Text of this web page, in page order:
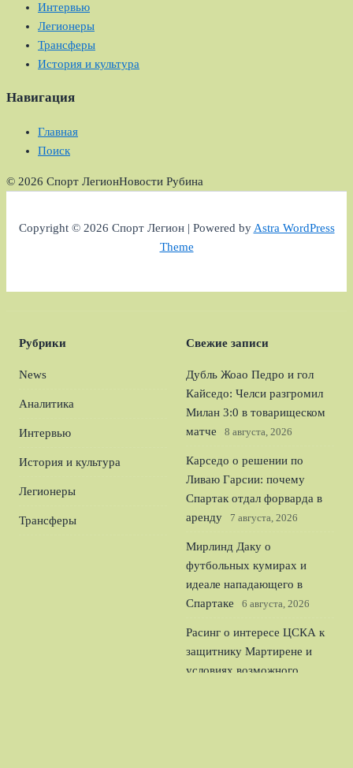
Интервью
Легионеры
Трансферы
История и культура
Навигация
Главная
Поиск
© 2026 Спорт ЛегионНовости Рубина
Copyright © 2026 Спорт Легион | Powered byAstra WordPress
Theme
Рубрики
News
Аналитика
Интервью
История и культура
Легионеры
Трансферы
Свежие записи
Дубль Жоао Педро и гол
Кайседо: Челси разгромил
Милан 3:0 в товарищеском
матче
8 августа, 2026
Карседо о решении по
Ливаю Гарсии: почему
Спартак отдал форварда в
аренду
7 августа, 2026
Мирлинд Даку о
футбольных кумирах и
идеале нападающего в
Спартаке
6 августа, 2026
Расинг о интересе ЦСКА к
защитнику Мартирене и
условиях возможного